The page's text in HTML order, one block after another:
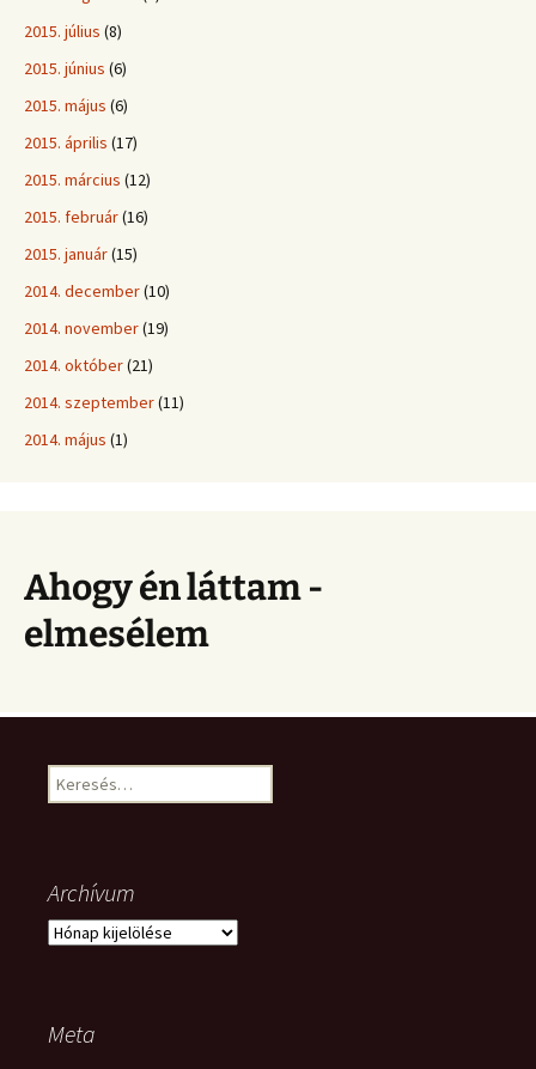
2015. július (8)
2015. június (6)
2015. május (6)
2015. április (17)
2015. március (12)
2015. február(16)
2015. január(15)
2014. december(10)
2014. november(19)
2014. október(21)
2014. szeptember(11)
2014. május (1)
Ahogy én láttam -
elmesélem
Keresés:
Archívum
Archívum
Meta